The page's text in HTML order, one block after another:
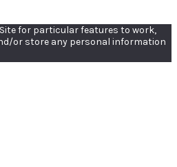
for particular features to work,
or store any personal information